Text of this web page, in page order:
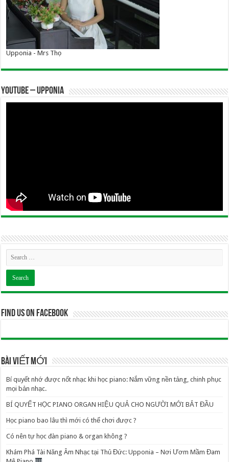
Upponia - Mrs Thọ
YOUTUBE – UPPONIA
Find us on Facebook
BÀI VIẾT MỚI
Bí quyết nhớ được nốt nhạc khi học piano: Nắm vững nền tảng, chinh phục
mọi bản nhạc.
BÍ QUYẾT HỌC PIANO ORGAN HIỆU QUẢ CHO NGƯỜI MỚI BẮT ĐẦU
Học piano bao lâu thì mới có thể chơi được ?
Có nên tự học đàn piano & organ không ?
Khám Phá Tài Năng Âm Nhạc tại Thủ Đức: Upponia – Nơi Ươm Mầm Đam